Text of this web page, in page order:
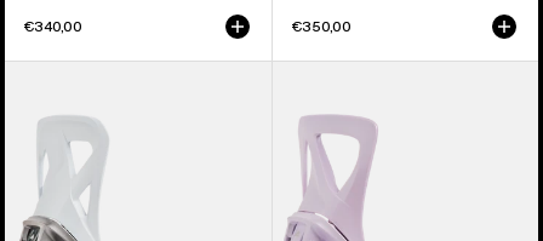
€340,00 €350,00
Re:Flex
Snowboardbindung
für
On®Re:Flex
Snowboardbindung
Damen